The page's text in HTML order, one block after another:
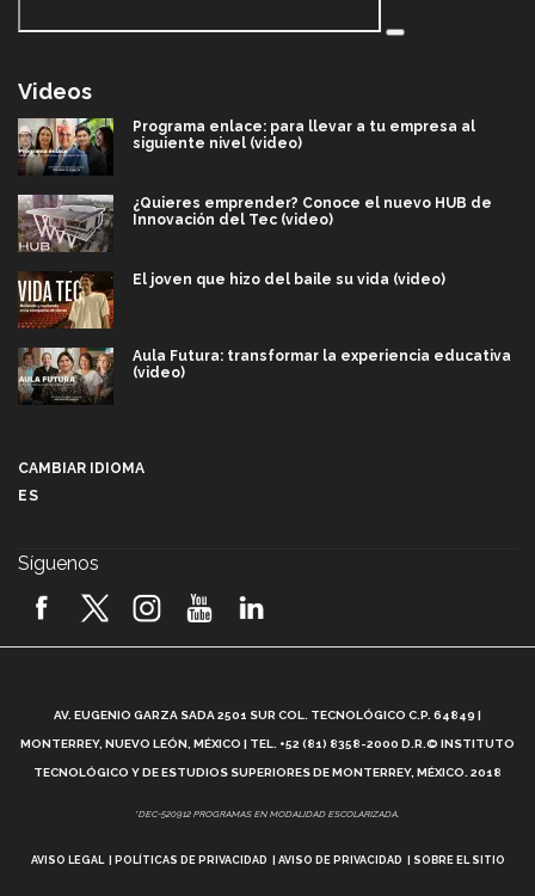
Videos
Programa enlace: para llevar a tu empresa al
siguiente nivel (video)
¿Quieres emprender? Conoce el nuevo HUB de
Innovación del Tec (video)
El joven que hizo del baile su vida (video)
Aula Futura: transformar la experiencia educativa
(video)
2026! (video)
¿Cómo es el Modelo Educativo Tec? (video)
Vida Tec: Feminismo e Inteligencia Artificial, Paola
CAMBIAR IDIOMA
ES
Síguenos
AV. EUGENIO GARZA SADA 2501 SUR COL. TECNOLÓGICO C.P. 64849 |
MONTERREY, NUEVO LEÓN, MÉXICO | TEL. +52 (81) 8358-2000 D.R.© INSTITUTO
TECNOLÓGICO Y DE ESTUDIOS SUPERIORES DE MONTERREY, MÉXICO. 2018
*DEC-520912 PROGRAMAS EN MODALIDAD ESCOLARIZADA.
AVISO LEGAL POLÍTICAS DE PRIVACIDAD AVISO DE PRIVACIDAD SOBRE EL SITIO